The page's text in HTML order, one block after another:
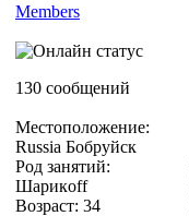
Members
130 сообщений
Местоположение:
Russia Бобруйск
Род занятий:
Шарикoff
Возраст: 34